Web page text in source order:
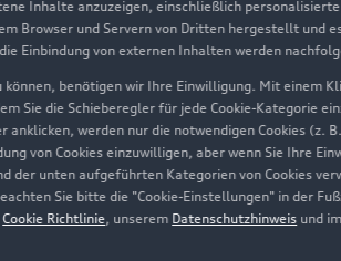
Inhalte anzuzeigen, einschließlich
Browser und Servern von Dritten hergestellt und
Einbindung von externen Inhalten werden
können, benötigen wir Ihre Einwilligung. Mit einem
Sie die Schieberegler für jede Cookie-Kategorie
anklicken, werden nur die notwendigen Cookies
von Cookies einzuwilligen, aber wenn Sie Ihre
der unten aufgeführten Kategorien von Cookies
Sie bitte die "Cookie-Einstellungen" in der
Cookie Richtlinie, unserem Datenschutzhinweis und im
Über Audi
Unternehmen
Karriere
Investor
Presse &